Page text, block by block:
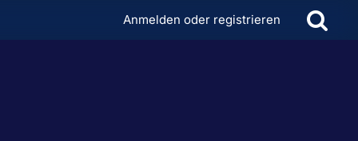
Anmelden oder registrieren